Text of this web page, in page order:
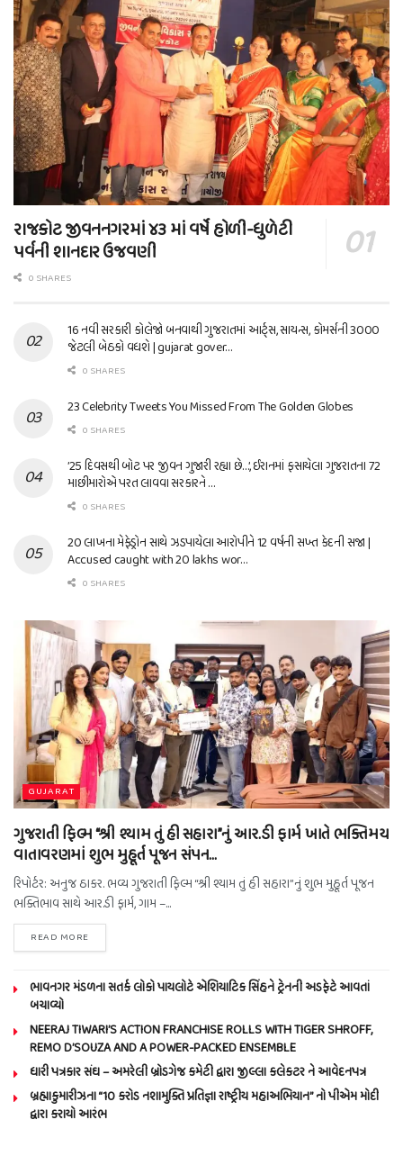
રાજકોટ જીવનનગરમાં ૪૩ માં વર્ષે હોળી-ધુળેટી
પર્વની શાનદાર ઉજવણી
0 SHARES
16 નવી સરકારી કોલેજો બનવાથી ગુજરાતમાં આર્ટ્સ, સાયન્સ, કોમર્સની 3000
જેટલી બેઠકો વધશે | gujarat gover…
0 SHARES
23 Celebrity Tweets You Missed From The Golden Globes
0 SHARES
’25 દિવસથી બોટ પર જીવન ગુજારી રહ્યા છે…’, ઈરાનમાં ફસાયેલા ગુજરાતના 72
માછીમારોએ પરત લાવવા સરકારને …
0 SHARES
20 લાખના મેફેડ્રોન સાથે ઝડપાયેલા આરોપીને 12 વર્ષની સખ્ત કેદની સજા |
Accused caught with 20 lakhs wor…
0 SHARES
GUJARAT
ગુજરાતી ફિલ્મ “શ્રી શ્યામ તું હી સહારા”નું આર.ડી ફાર્મ ખાતે ભક્તિમય
વાતાવરણમાં શુભ મુહૂર્ત પૂજન સંપન…
રિપોર્ટર: અનુજ ઠાકર. ભવ્ય ગુજરાતી ફિલ્મ “શ્રી શ્યામ તું હી સહારા”નું શુભ મુહૂર્ત પૂજન
ભક્તિભાવ સાથે આર.ડી ફાર્મ, ગામ –...
READ MORE
ભાવનગર મંડળના સતર્ક લોકો પાયલોટે એશિયાટિક સિંહને ટ્રેનની અડફેટે આવતાં
બચાવ્યો
NEERAJ TIWARI’S ACTION FRANCHISE ROLLS WITH TIGER SHROFF,
REMO D’SOUZA AND A POWER-PACKED ENSEMBLE
ધારી પત્રકાર સંઘ – અમરેલી બ્રોડગેજ કમેટી દ્વારા જીલ્લા કલેકટર ને આવેદનપત્ર
બ્રહ્માકુમારીઝના “10 કરોડ નશામુક્તિ પ્રતિજ્ઞા રાષ્ટ્રીય મહાઅભિયાન” નો પીએમ મોદી
દ્વારા કરાયો આરંભ